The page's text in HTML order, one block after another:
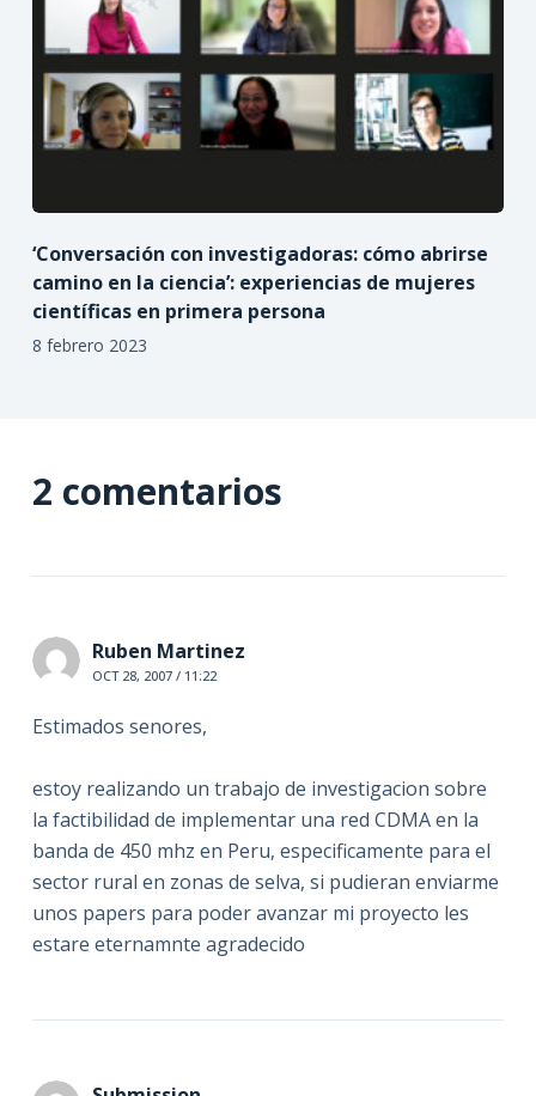
‘Conversación con investigadoras: cómo abrirse
camino en la ciencia’: experiencias de mujeres
científicas en primera persona
8 febrero 2023
2 comentarios
Ruben Martinez
OCT 28, 2007 / 11:22
Estimados senores,
estoy realizando un trabajo de investigacion sobre
la factibilidad de implementar una red CDMA en la
banda de 450 mhz en Peru, especificamente para el
sector rural en zonas de selva, si pudieran enviarme
unos papers para poder avanzar mi proyecto les
estare eternamnte agradecido